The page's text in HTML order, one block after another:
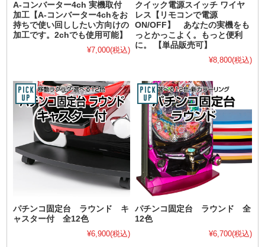
A-コンバーター4ch 実機取付
加工【A-コンバーター4chをお
持ちで使い回ししたい方向けの
加工です。2chでも使用可能】
¥7,000(税込)
クイック電源スイッチ ワイヤ
レス【リモコンで電源
ON/OFF】 あなたの実機をも
っとかっこよく。もっと便利
に。 【単品販売可】
¥8,800(税込)
パチンコ固定台 ラウンド キ
ャスター付 全12色
¥6,900(税込)
パチンコ固定台 ラウンド 全
12色
¥6,700(税込)